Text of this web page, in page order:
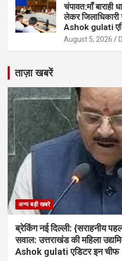
चंपावत:माँ बाराही
लेकर जिलाधिकारी
Ashok gulati
August 5, 2026
ताज़ा खबरें
अन्य बड़ी खबरे
ब्रेकिंग नई दिल्ली: {सराहनीय
सवाल: उत्तराखंड की महिला
Ashok gulati एडिटर इन चीफ